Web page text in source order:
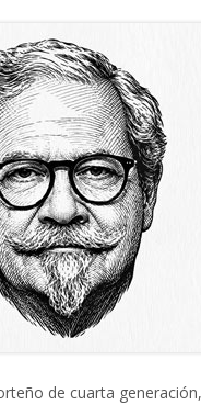
de cuarta